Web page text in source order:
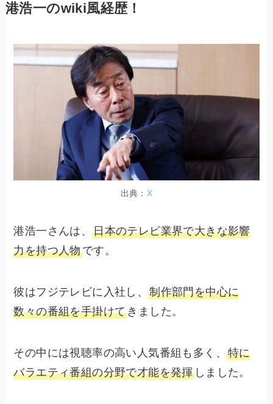
港浩一のwiki風経歴！
出典： X
港浩一さんは、日本のテレビ業界で大きな影響
力を持つ人物です。
彼はフジテレビに入社し、制作部門を中心に
数々の番組を手掛けて きました。
その中には視聴率の高い人気番組も多く、特に
バラエティ番組の分野で才能を発揮しました。